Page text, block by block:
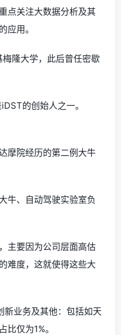
点关注大数据分析及其
应用。
隆大学，此后曾任密歇
的创始人之一。
摩院经历的第二例大牛
牛、自动驾驶实验室负
主要因为公司层面高估
难度，这就使得这些大
业务及其他：包括如天
仅为1%。